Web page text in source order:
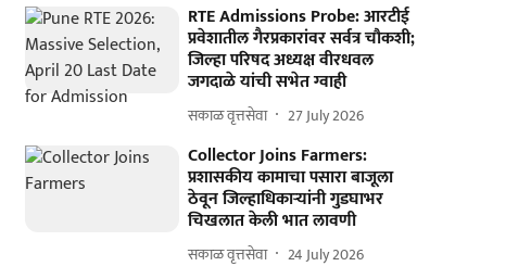
RTE Admissions Probe: आरटीई
प्रवेशातील गैरप्रकारांवर सर्वत्र चौकशी;
जिल्हा परिषद अध्यक्ष वीरधवल
जगदाळे यांची सभेत ग्वाही
सकाळ वृत्तसेवा 27 July 2026
Collector Joins Farmers:
प्रशासकीय कामाचा पसारा बाजूला
ठेवून जिल्हाधिकाऱ्यांनी गुडघाभर
चिखलात केली भात लावणी
सकाळ वृत्तसेवा 24 July 2026